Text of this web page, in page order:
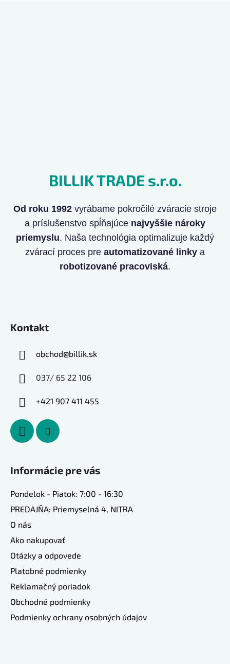
BILLIK TRADE s.r.o.
Od roku 1992 vyrábame pokročilé zváracie stroje
a príslušenstvo spĺňajúce najvyššie nároky
priemyslu. Naša technológia optimalizuje každý
zvárací proces pre automatizované linky a
robotizované pracoviská.
Kontakt
obchod@billik.sk
037/ 65 22 106
+421 907 411 455
Informácie pre vás
Pondelok - Piatok: 7:00 - 16:30
PREDAJŇA: Priemyselná 4, NITRA
O nás
Ako nakupovať
Otázky a odpovede
Platobné podmienky
Reklamačný poriadok
Obchodné podmienky
Podmienky ochrany osobných údajov